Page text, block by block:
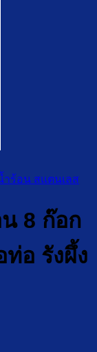
ำร้อน สแตนเลส
8 ก๊อก
อ รังผึ้ง